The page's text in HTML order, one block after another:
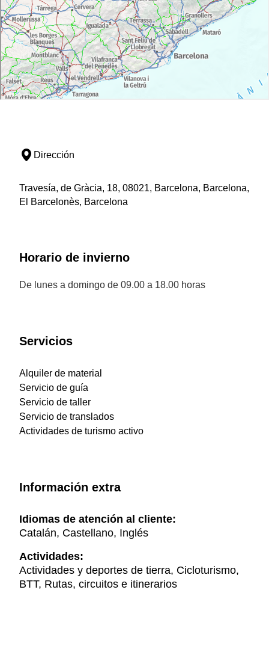
Dirección
Travesía, de Gràcia, 18, 08021, Barcelona, Barcelona,
El Barcelonès, Barcelona
Horario de invierno
De lunes a domingo de 09.00 a 18.00 horas
Servicios
Alquiler de material
Servicio de guía
Servicio de taller
Servicio de translados
Actividades de turismo activo
Información extra
Idiomas de atención al cliente:
Catalán, Castellano, Inglés
Actividades:
Actividades y deportes de tierra, Cicloturismo,
BTT, Rutas, circuitos e itinerarios